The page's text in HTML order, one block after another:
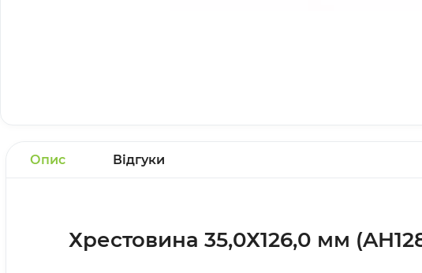
Опис Відгуки
Хрестовина 35,0Х126,0 мм